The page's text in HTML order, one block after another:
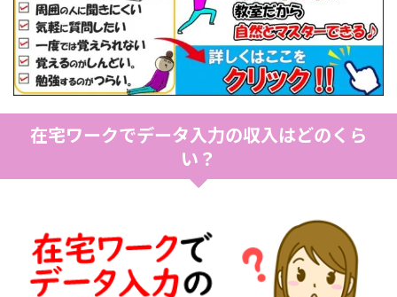
在宅ワークでデータ入力の収入はどのくら
い？